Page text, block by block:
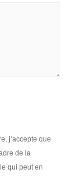
j‘accepte que
de la
qui peut en